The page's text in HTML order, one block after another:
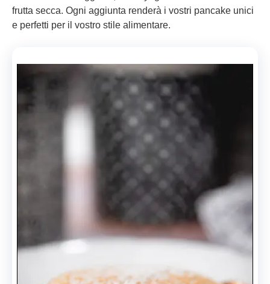
frutta secca. Ogni aggiunta renderà i vostri pancake unici
e perfetti per il vostro stile alimentare.